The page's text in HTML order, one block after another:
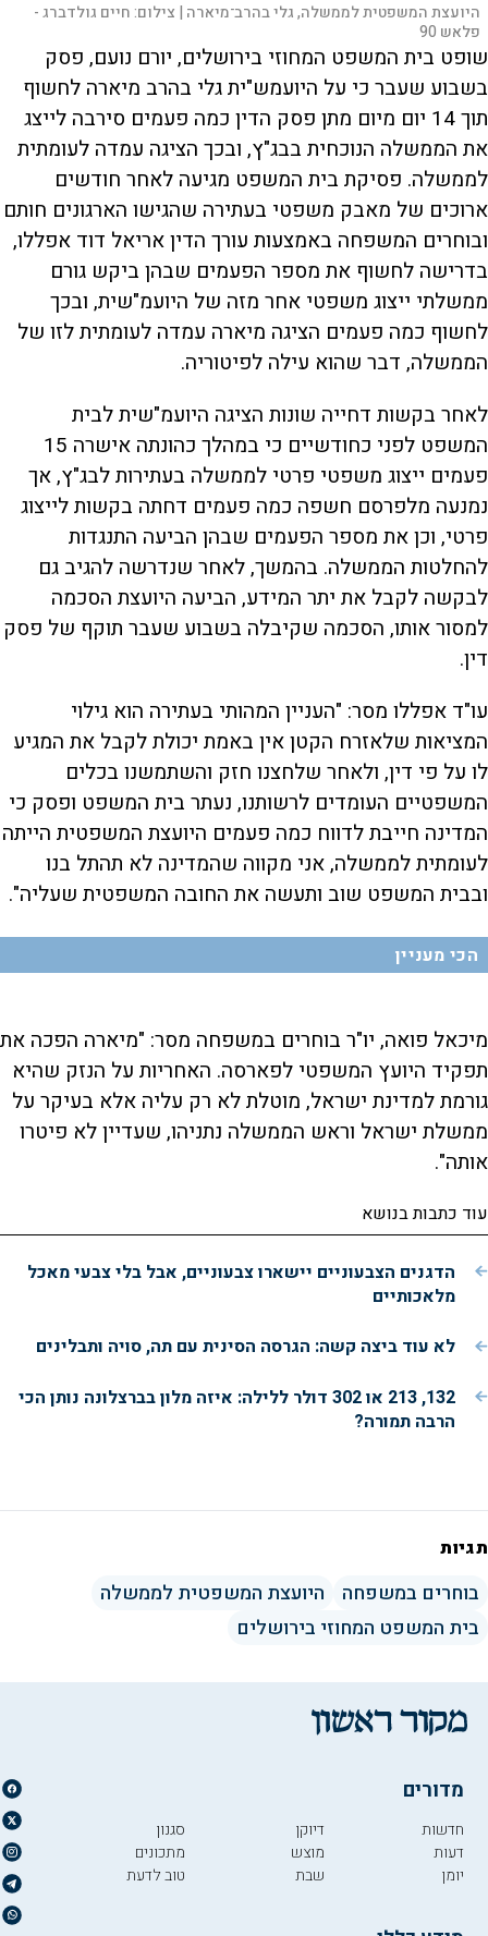
היועצת המשפטית לממשלה, גלי בהרב־מיארה | צילום:חיים גולדברג -
פלאש 90
שופט בית המשפט המחוזי בירושלים, יורם נועם, פסק
בשבוע שעבר כי על היועמש"ית גלי בהרב מיארה לחשוף
תוך 14 יום מיום מתן פסק הדין כמה פעמים סירבה לייצג
את הממשלה הנוכחית בבג"ץ, ובכך הציגה עמדה לעומתית
לממשלה. פסיקת בית המשפט מגיעה לאחר חודשים
ארוכים של מאבק משפטי בעתירה שהגישו הארגונים חותם
ובוחרים המשפחה באמצעות עורך הדין אריאל דוד אפללו,
בדרישה לחשוף את מספר הפעמים שבהן ביקש גורם
ממשלתי ייצוג משפטי אחר מזה של היועמ"שית, ובכך
לחשוף כמה פעמים הציגה מיארה עמדה לעומתית לזו של
הממשלה, דבר שהוא עילה לפיטוריה.
לאחר בקשות דחייה שונות הציגה היועמ"שית לבית
המשפט לפני כחודשיים כי במהלך כהונתה אישרה 15
פעמים ייצוג משפטי פרטי לממשלה בעתירות לבג"ץ, אך
נמנעה מלפרסם חשפה כמה פעמים דחתה בקשות לייצוג
פרטי, וכן את מספר הפעמים שבהן הביעה התנגדות
להחלטות הממשלה. בהמשך, לאחר שנדרשה להגיב גם
לבקשה לקבל את יתר המידע, הביעה היועצת הסכמה
למסור אותו, הסכמה שקיבלה בשבוע שעבר תוקף של פסק
דין.
עו"ד אפללו מסר: "העניין המהותי בעתירה הוא גילוי
המציאות שלאזרח הקטן אין באמת יכולת לקבל את המגיע
לו על פי דין, ולאחר שלחצנו חזק והשתמשנו בכלים
המשפטיים העומדים לרשותנו, נעתר בית המשפט ופסק כי
המדינה חייבת לדווח כמה פעמים היועצת המשפטית הייתה
לעומתית לממשלה, אני מקווה שהמדינה לא תהתל בנו
ובבית המשפט שוב ותעשה את החובה המשפטית שעליה".
הכי מעניין
מיכאל פואה, יו"ר בוחרים במשפחה מסר: "מיארה הפכה את
תפקיד היועץ המשפטי לפארסה. האחריות על הנזק שהיא
גורמת למדינת ישראל, מוטלת לא רק עליה אלא בעיקר על
ממשלת ישראל וראש הממשלה נתניהו, שעדיין לא פיטרו
אותה".
עוד כתבות בנושא
הדגנים הצבעוניים יישארו צבעוניים, אבל בלי צבעי מאכל
מלאכותיים
לא עוד ביצה קשה: הגרסה הסינית עם תה, סויה ותבלינים
132, 213 או 302 דולר ללילה: איזה מלון בברצלונה נותן הכי
הרבה תמורה?
תגיות
בוחרים במשפחה
היועצת המשפטית לממשלה
בית המשפט המחוזי בירושלים
מדורים
חדשות
דעות
יומן
דיוקן
מוצש
שבת
סגנון
מתכונים
טוב לדעת